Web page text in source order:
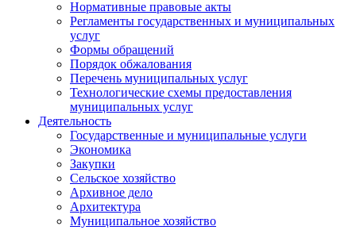
Нормативные правовые акты
Регламенты государственных и муниципальных
услуг
Формы обращений
Порядок обжалования
Перечень муниципальных услуг
Технологические схемы предоставления
муниципальных услуг
Деятельность
Государственные и муниципальные услуги
Экономика
Закупки
Сельское хозяйство
Архивное дело
Архитектура
Муниципальное хозяйство